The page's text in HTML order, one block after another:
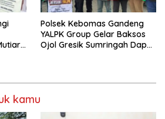
Polsek Kebomas Gandeng
YALPK Group Gelar Baksos
Ojol Gresik Sumringah Dapat
kamu